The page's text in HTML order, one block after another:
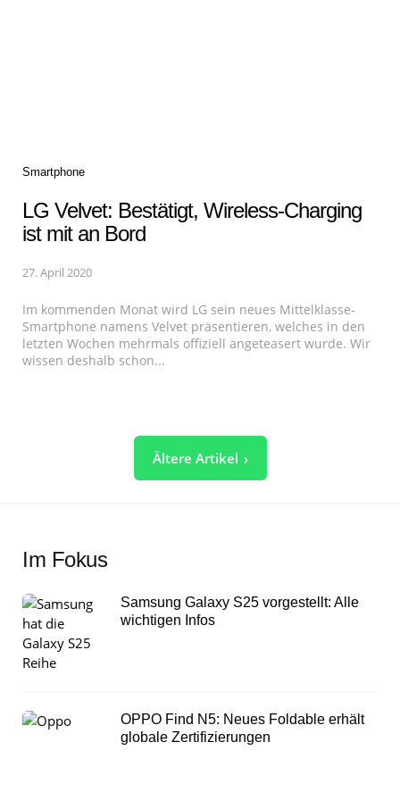
Categories
Smartphone
LG Velvet: Bestätigt, Wireless-Charging
ist mit an Bord
27. April 2020
Im kommenden Monat wird LG sein neues Mittelklasse-
Smartphone namens Velvet präsentieren, welches in den
letzten Wochen mehrmals offiziell angeteasert wurde. Wir
wissen deshalb schon...
SeitennummerierungÄltere Artikel
Im Fokus
Samsung Galaxy S25 vorgestellt: Alle
wichtigen Infos
OPPO Find N5: Neues Foldable erhält
globale Zertifizierungen